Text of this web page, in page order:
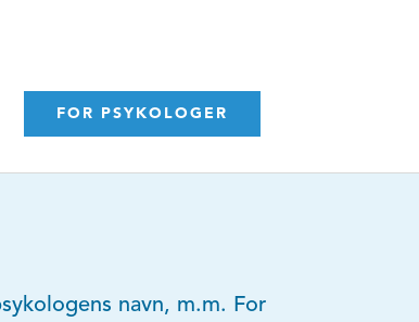
FOR PSYKOLOGER
navn, m.m. For